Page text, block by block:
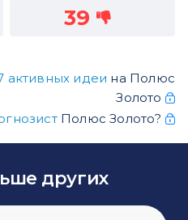
39
активных идеи на Полюс
Золото
Полюс Золото?
других